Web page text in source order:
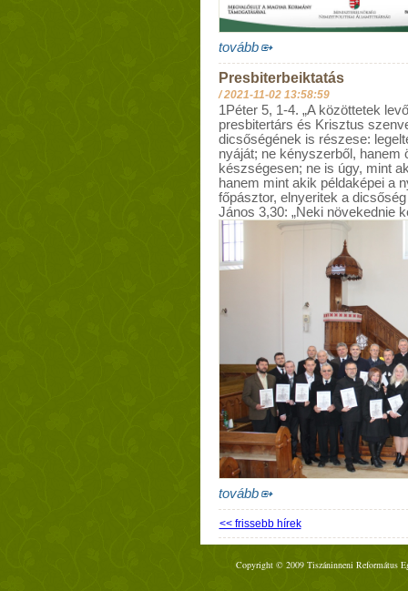
tovább
Presbiterbeiktatás
/2021-11-02 13:58:59
1Péter 5, 1-4. „A közöttetek
presbitertárs és Krisztus
dicsőségének is részese:
nyáját; ne kényszerből, hanem
készségesen; ne is úgy, mint
hanem mint akik példaképei a
főpásztor, elnyeritek a
János 3,30: „Neki növekednie
tovább
<< frissebb hírek
Copyright © 2009 Tiszáninneni Református